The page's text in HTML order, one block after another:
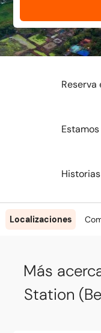
Localizaciones
Más
Station